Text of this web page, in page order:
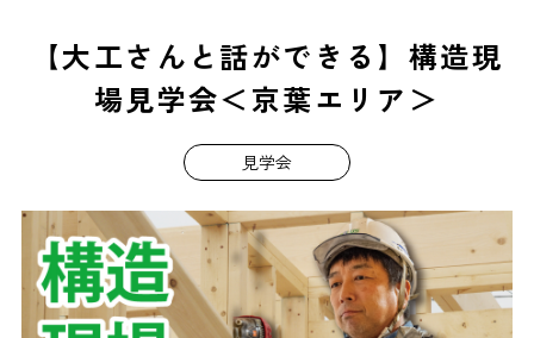
【大工さんと話ができる】構造現
場見学会＜京葉エリア＞
見学会